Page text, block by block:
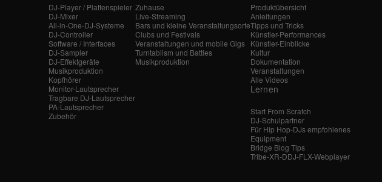
DJ-Player / Plattenspieler
DJ-Mixer
All-in-One-DJ-Systeme
DJ-Controller
Software / Interfaces
DJ-Sampler
DJ-Effektgeräte
Musikproduktion
Kopfhörer
Monitor-Lautsprecher
Tragbare DJ-Lautsprecher
PA-Lautsprecher
Zubehör
Zuhause
Live-Streaming
Bars und kleine Veranstaltungsorte
Clubs und Festivals
Veranstaltungen und mobile Gigs
Turntablism und Battles
Musikproduktion
Produktübersicht
Anleitungen
Tipps und Tricks
Künstler-Performances
Künstler-Einblicke
Kultur
Dokumentation
Veranstaltungen
Alle Videos
Lernen
Start From Scratch
DJ-Schulpartner
Für Hip Hop-DJs empfohlenes
Equipment
Bridge Blog Tips
Tribe-XR-DDJ-FLX-Webplayer